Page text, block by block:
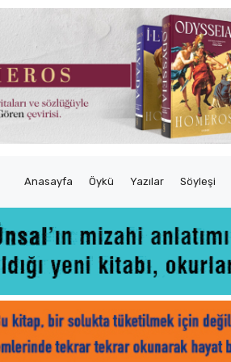
Anasayfa Öykü Yazılar Söyleşi